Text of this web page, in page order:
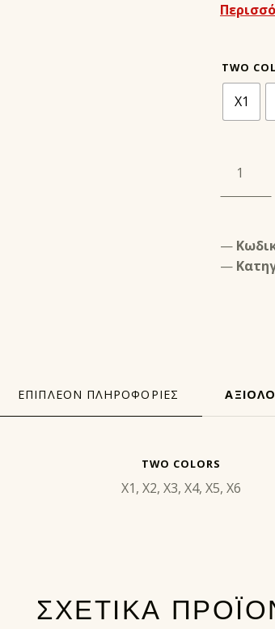
TWO
X1
ΒΑΜΑΒΑΚΕΡΑ ΚΟΡΔΟΝΙΑ ΔΙΧΡΩΜΙΑΣ - MOVI
ΕΠΙΠΛΈΟΝ ΠΛΗΡΟΦΟΡΊΕΣ
TWO COLORS
X1, X2, X3, X4, X5, X6
ΣΧΕΤΙΚΆ